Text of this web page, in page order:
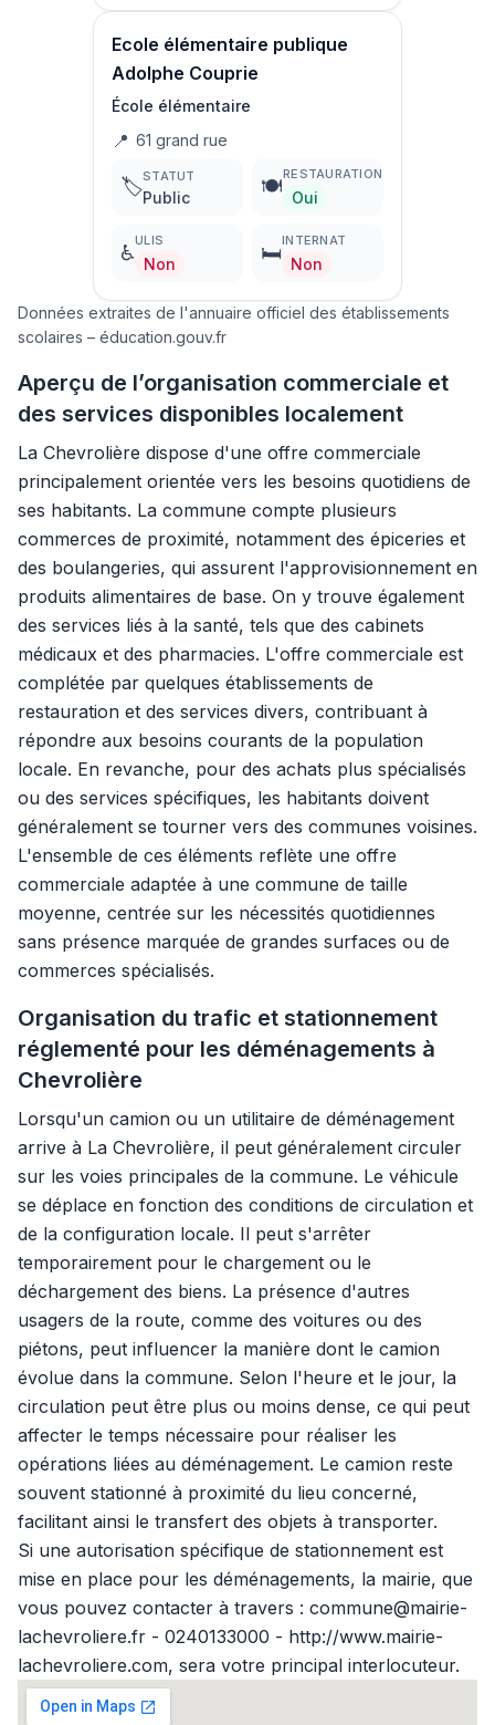
Ecole élémentaire publique
Adolphe Couprie
École élémentaire
📍 61 grand rue
🏷️STATUT
Public 🍽️
RESTAURATION
Oui
♿
ULIS
Non 🛏️
INTERNAT
Non
Données extraites de l'annuaire officiel des établissements
scolaires – éducation.gouv.fr
Aperçu de l’organisation commerciale et
des services disponibles localement
La Chevrolière dispose d'une offre commerciale
principalement orientée vers les besoins quotidiens de
ses habitants. La commune compte plusieurs
commerces de proximité, notamment des épiceries et
des boulangeries, qui assurent l'approvisionnement en
produits alimentaires de base. On y trouve également
des services liés à la santé, tels que des cabinets
médicaux et des pharmacies. L'offre commerciale est
complétée par quelques établissements de
restauration et des services divers, contribuant à
répondre aux besoins courants de la population
locale. En revanche, pour des achats plus spécialisés
ou des services spécifiques, les habitants doivent
généralement se tourner vers des communes voisines.
L'ensemble de ces éléments reflète une offre
commerciale adaptée à une commune de taille
moyenne, centrée sur les nécessités quotidiennes
sans présence marquée de grandes surfaces ou de
commerces spécialisés.
Organisation du trafic et stationnement
réglementé pour les déménagements à
Chevrolière
Lorsqu'un camion ou un utilitaire de déménagement
arrive à La Chevrolière, il peut généralement circuler
sur les voies principales de la commune. Le véhicule
se déplace en fonction des conditions de circulation et
de la configuration locale. Il peut s'arrêter
temporairement pour le chargement ou le
déchargement des biens. La présence d'autres
usagers de la route, comme des voitures ou des
piétons, peut influencer la manière dont le camion
évolue dans la commune. Selon l'heure et le jour, la
circulation peut être plus ou moins dense, ce qui peut
affecter le temps nécessaire pour réaliser les
opérations liées au déménagement. Le camion reste
souvent stationné à proximité du lieu concerné,
facilitant ainsi le transfert des objets à transporter.
Si une autorisation spécifique de stationnement est
mise en place pour les déménagements, la mairie, que
vous pouvez contacter à travers : commune@mairie-
lachevroliere.fr - 0240133000 - http://www.mairie-
lachevroliere.com, sera votre principal interlocuteur.